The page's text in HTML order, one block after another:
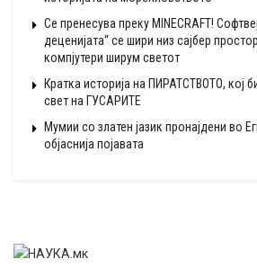
Се пренесува преку MINECRAFT!
деценијата“ се шири низ сајбер
компјутери ширум светот
Кратка историја на ПИРАТСТВОТО, кој
свет на ГУСАРИТЕ
Мумии со златен јазик пронајдени во
објаснија појавата